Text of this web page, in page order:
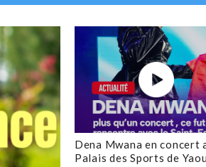
Dena Mwana en concert
Palais des Sports de